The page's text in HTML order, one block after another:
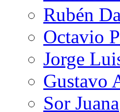
Rubén
Octavio
Jorge
Gustavo
Sor Juana